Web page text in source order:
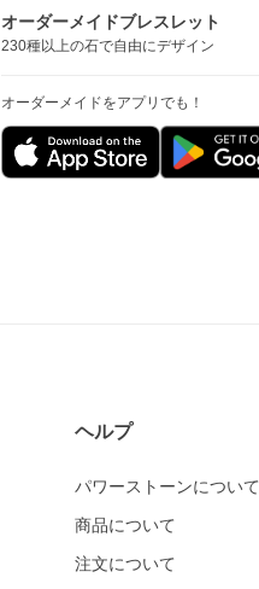
オーダーメイドブレスレット
230種以上の石で自由にデザイン
オーダーメイドをアプリでも！
ヘルプ
パワーストーンについて
商品について
注文について